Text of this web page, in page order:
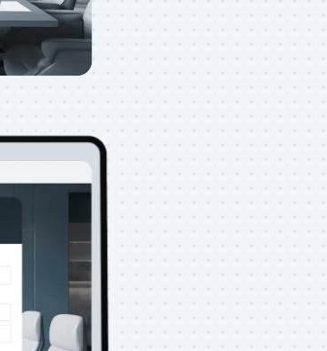
cartacei e
QR del
al
semplice e